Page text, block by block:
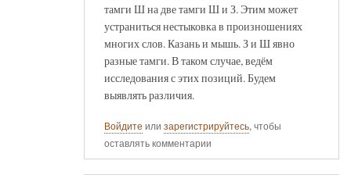
тамги Ш на две тамги Ш и З. Этим может
устраниться нестыковка в произношениях
многих слов. Казань и мышь. З и Ш явно
разные тамги. В таком случае, ведём
исследования с этих позиций. Будем
выявлять различия.
Войдите или зарегистрируйтесь, чтобы
оставлять комментарии